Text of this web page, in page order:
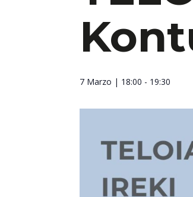
7 Marzo | 18:00 - 19:30